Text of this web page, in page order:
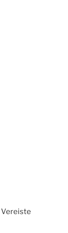
Vereiste